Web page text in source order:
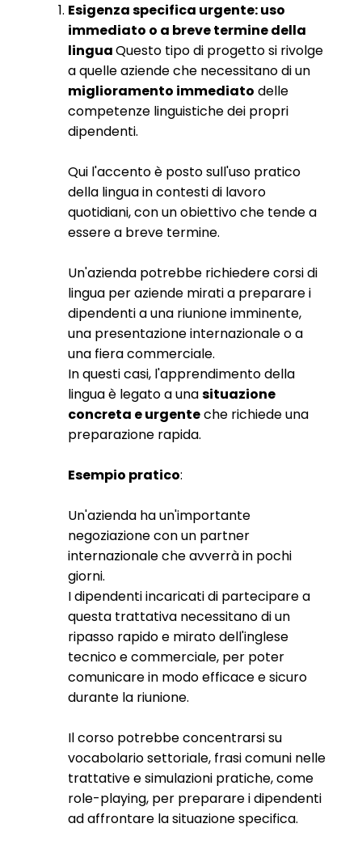
Esigenza specifica urgente: uso
immediato o a breve termine della
linguaQuesto tipo di progetto si rivolge
a quelle aziende che necessitano di un
miglioramento immediato delle
competenze linguistiche dei propri
dipendenti.
Qui l'accento è posto sull'uso pratico
della lingua in contesti di lavoro
quotidiani, con un obiettivo che tende a
essere a breve termine.
Un'azienda potrebbe richiedere corsi di
lingua per aziende mirati a preparare i
dipendenti a una riunione imminente,
una presentazione internazionale o a
una fiera commerciale.
In questi casi, l'apprendimento della
lingua è legato a unasituazione
concreta e urgenteche richiede una
preparazione rapida.
Esempio pratico:
Un'azienda ha un'importante
negoziazione con un partner
internazionale che avverrà in pochi
giorni.
I dipendenti incaricati di partecipare a
questa trattativa necessitano di un
ripasso rapido e mirato dell'inglese
tecnico e commerciale, per poter
comunicare in modo efficace e sicuro
durante la riunione.
Il corso potrebbe concentrarsi su
vocabolario settoriale, frasi comuni nelle
trattative e simulazioni pratiche, come
role-playing, per preparare i dipendenti
ad affrontare la situazione specifica.